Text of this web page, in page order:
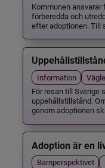
Kommunen ansvarar
förberedda och
efter adoptionen. Till
Information
För resan till Sverige
uppehållstillstånd.
genom adoptionen
Adoption är en
Barnperspektivet